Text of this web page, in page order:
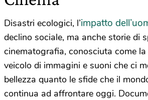
Disastri ecologici, l’impatto
declino sociale, ma anche storie di
cinematografia, conosciuta come
veicolo di immagini e suoni che ci
bellezza quanto le sfide che il
continua ad affrontare oggi.